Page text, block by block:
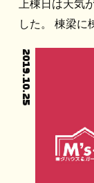
上棟日は天気
した。 棟梁に
2019.10.25